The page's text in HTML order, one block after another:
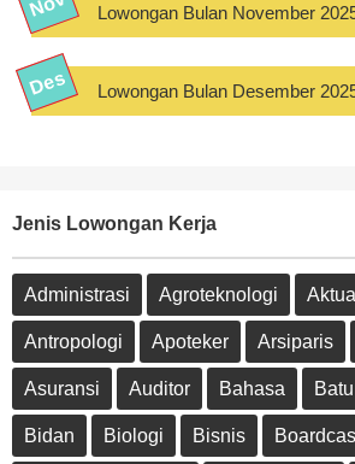
Lowongan Bulan November
Lowongan Bulan Desember
Jenis Lowongan Kerja
Administrasi Agroteknologi
Antropologi Apoteker Arsiparis
Asuransi Auditor Bahasa
Bidan Biologi Bisnis